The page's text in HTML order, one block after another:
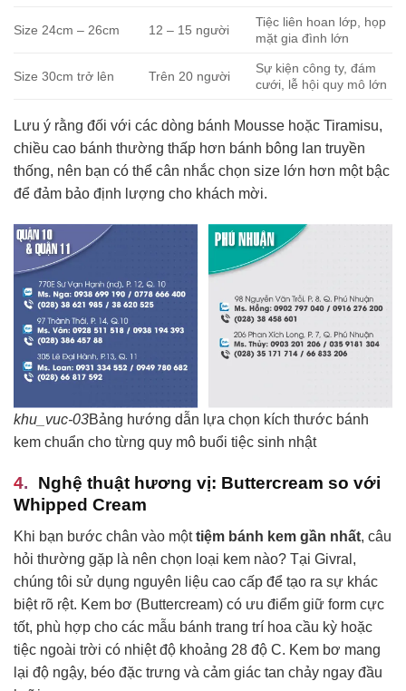
Size 24cm – 26cm 12 – 15 người
Tiệc liên hoan lớp, họp
mặt gia đình lớn
Size 30cm trở lên Trên 20 người
Sự kiện công ty, đám
cưới, lễ hội quy mô lớn
Lưu ý rằng đối với các dòng bánh Mousse hoặc Tiramisu,
chiều cao bánh thường thấp hơn bánh bông lan truyền
thống, nên bạn có thể cân nhắc chọn size lớn hơn một bậc
để đảm bảo định lượng cho khách mời.
khu_vuc-03Bảng hướng dẫn lựa chọn kích thước bánh
kem chuẩn cho từng quy mô buổi tiệc sinh nhật
Nghệ thuật hương vị: Buttercream so với
Whipped Cream
Khi bạn bước chân vào mộttiệm bánh kem gần nhất, câu
hỏi thường gặp là nên chọn loại kem nào? Tại Givral,
chúng tôi sử dụng nguyên liệu cao cấp để tạo ra sự khác
biệt rõ rệt. Kem bơ (Buttercream) có ưu điểm giữ form cực
tốt, phù hợp cho các mẫu bánh trang trí hoa cầu kỳ hoặc
tiệc ngoài trời có nhiệt độ khoảng 28 độ C. Kem bơ mang
lại độ ngậy, béo đặc trưng và cảm giác tan chảy ngay đầu